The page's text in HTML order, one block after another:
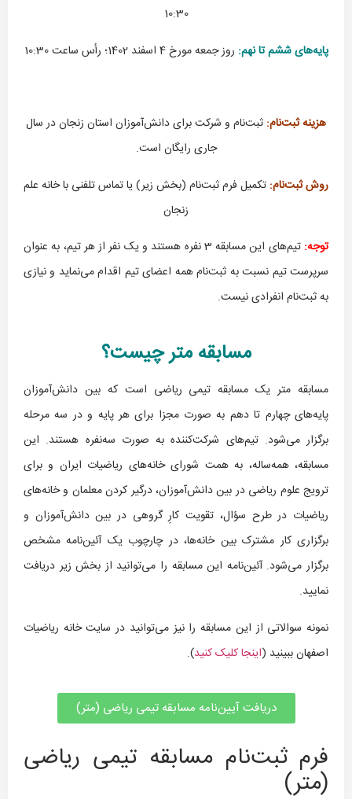
10:30
پایه‌های ششم تا نهم: روز جمعه مورخ 4 اسفند 1402؛ رأس ساعت 10:30
هزینه ثبت‌نام: ثبت‌نام و شرکت برای دانش‌آموزان استان زنجان در سال
جاری رایگان است.
روش ثبت‌نام: تکمیل فرم ثبت‌نام (بخش زیر) یا تماس تلفنی با خانه علم
زنجان
توجه:
تیم‌های این مسابقه 3 نفره هستند و یک نفر از هر تیم، به عنوان
سرپرست تیم نسبت به ثبت‌نام همه اعضای تیم اقدام می‌نماید و نیازی
به ثبت‌نام انفرادی نیست.
مسابقه متر چیست؟
مسابقه متر یک مسابقه تیمی ریاضی است که بین دانش‌آموزان
پایه‌های چهارم تا دهم به صورت مجزا برای هر پایه و در سه مرحله
برگزار می‌شود. تیم‌های شرکت‌کننده به صورت سه‌نفره هستند. این
مسابقه، همه‌ساله، به همت شورای خانه‌های ریاضیات ایران و برای
ترویج علوم ریاضی در بین دانش‌آموزان، درگیر کردن معلمان و خانه‌های
ریاضیات در طرح سؤال، تقویت کارِ گروهی در بین دانش‌آموزان و
برگزاری کار مشترک بین خانه‌ها، در چارچوب یک آئین‌نامه مشخص
برگزار می‌شود. آئین‌نامه این مسابقه را می‌توانید از بخش زیر دریافت
نمایید.
نمونه سوالاتی از این مسابقه را نیز می‌توانید در سایت خانه ریاضیات
اصفهان ببینید (اینجا کلیک کنید).
دریافت آیین‌نامه مسابقه تیمی ریاضی (متر)
فرم ثبت‌نام مسابقه تیمی ریاضی
(متر)